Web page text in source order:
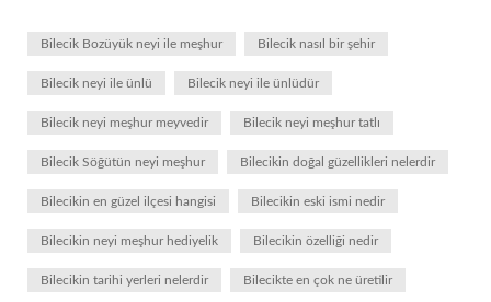
Bilecik Bozüyük neyi ile meşhur Bilecik nasıl bir şehir
Bilecik neyi ile ünlü Bilecik neyi ile ünlüdür
Bilecik neyi meşhur meyvedir Bilecik neyi meşhur tatlı
Bilecik Söğütün neyi meşhur Bilecikin doğal güzellikleri nelerdir
Bilecikin en güzel ilçesi hangisi Bilecikin eski ismi nedir
Bilecikin neyi meşhur hediyelik Bilecikin özelliği nedir
Bilecikin tarihi yerleri nelerdir Bilecikte en çok ne üretilir